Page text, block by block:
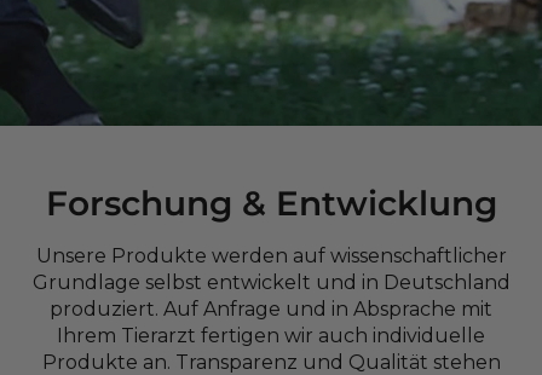
Forschung & Entwicklung
Unsere Produkte werden auf wissenschaftlicher
Grundlage selbst entwickelt und in Deutschland
produziert. Auf Anfrage und in Absprache mit
Ihrem Tierarzt fertigen wir auch individuelle
Produkte an. Transparenz und Qualität stehen